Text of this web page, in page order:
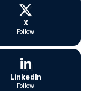
X
Follow
LinkedIn
Follow